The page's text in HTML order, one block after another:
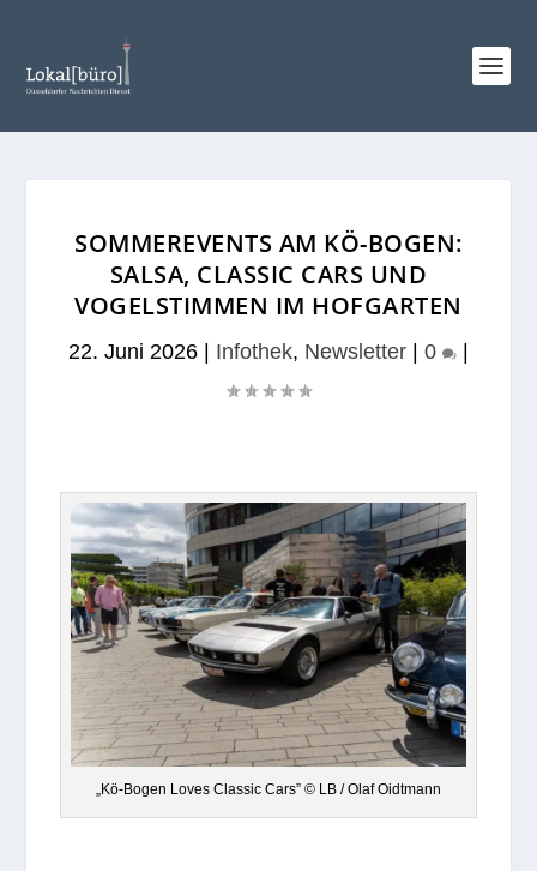
SOMMEREVENTS AM KÖ-BOGEN:
SALSA, CLASSIC CARS UND
VOGELSTIMMEN IM HOFGARTEN
22. Juni 2026 Infothek, Newsletter 0
„Kö-Bogen Loves Clas­sic Cars” © LB / Olaf Oidtmann